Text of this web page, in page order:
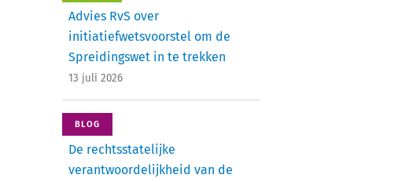
Advies RvS over
initiatiefwetsvoorstel om de
Spreidingswet in te trekken
13 juli 2026
BLOG
De rechtsstatelijke
verantwoordelijkheid van de